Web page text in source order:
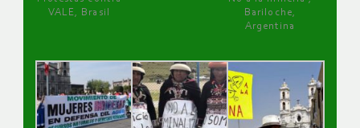
VALE, Brasil
Bariloche,
Argentina